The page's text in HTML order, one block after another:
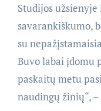
Studijos
savarankiškumo,
su
Buvo labai įdomu
paskaitų metu
naudingų žinių“,